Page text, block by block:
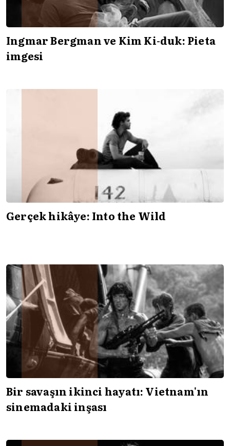
Ingmar Bergman ve Kim Ki-duk: Pieta
imgesi
Gerçek hikâye: Into the Wild
Bir savaşın ikinci hayatı: Vietnam'ın
sinemadaki inşası